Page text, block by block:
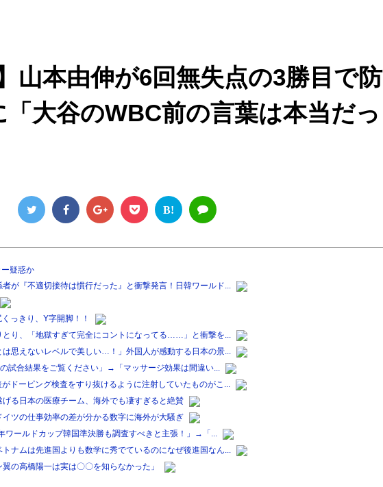
山本由伸が6回無失点の3勝目で防
大谷のWBC前の言葉は本当だっ
B!
疑惑か
が『不適切接待は慣行だった』と衝撃発言！日韓ワールド...
っきり、Y字開脚！！
とり、「地獄すぎて完全にコントになってる……」と衝撃を...
思えないレベルで美しい…！」外国人が感動する日本の景...
試合結果をご覧ください」→「マッサージ効果は間違い...
ドーピング検査をすり抜けるように注射していたものがこ...
る日本の医療チーム、海外でも凄すぎると絶賛
ツの仕事効率の差が分かる数字に海外が大騒ぎ
ワールドカップ韓国準決勝も調査すべきと主張！」→「...
トナムは先進国よりも数学に秀でているのになぜ後進国なん...
の高橋陽一は実は〇〇を知らなかった」